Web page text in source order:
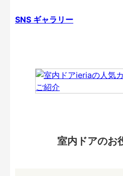
SNS ギャラリー
室内ドアのお